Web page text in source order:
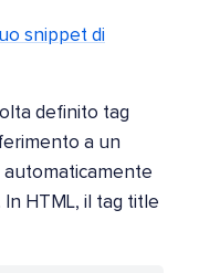
snippet di
definito tag
a un
automaticamente
HTML, il tag title